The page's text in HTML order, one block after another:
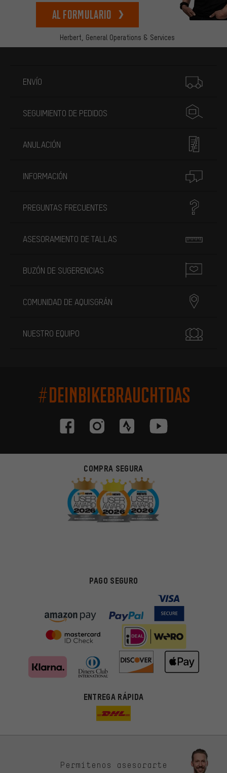
Herbert, General Operations & Services
Al formulario
ENVÍO
SEGUIMIENTO DE PEDIDOS
ANULACIÓN
INFORMACIÓN
PREGUNTAS FRECUENTES
ASESORAMIENTO DE TALLAS
BUZÓN DE SUGERENCIAS
COMUNIDAD DE AQUISGRÁN
NUESTRO EQUIPO
#DEINBIKEBRAUCHTDAS
COMPRA SEGURA
PAGO SEGURO
ENTREGA RÁPIDA
Permítenos asesorarte